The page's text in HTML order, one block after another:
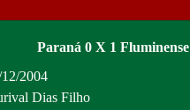
Paraná 0 X 1 Fluminense
2004
Dias Filho